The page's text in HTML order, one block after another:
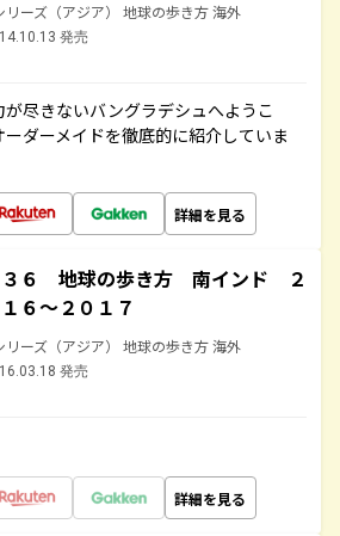
リーズ（アジア） 地球の歩き方 海外
発売
尽きないバングラデシュへようこ
ダーメイドを徹底的に紹介していま
詳細を見る
３６ 地球の歩き方 南インド ２
６～２０１７
リーズ（アジア） 地球の歩き方 海外
発売
詳細を見る